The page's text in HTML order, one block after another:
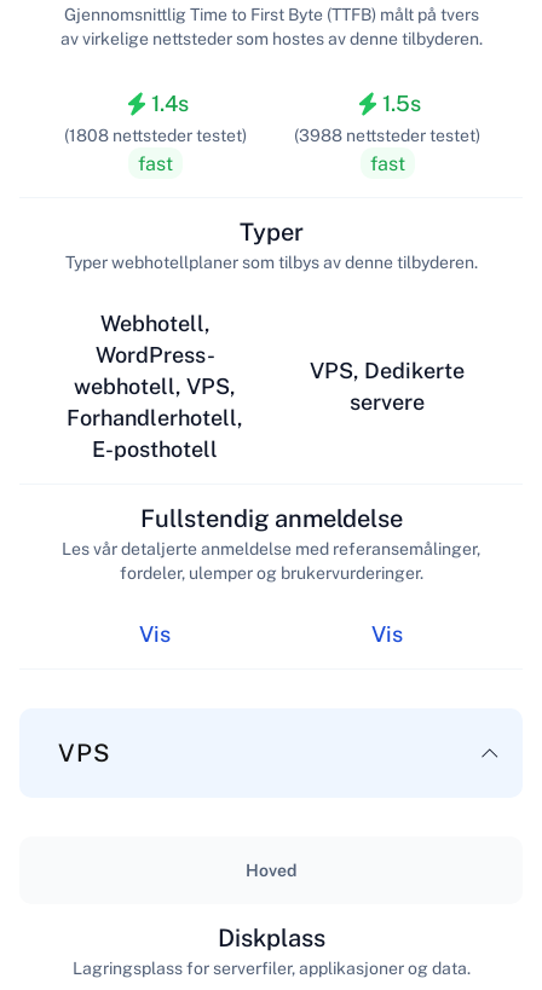
1.4s
(1808 nettsteder testet)
fast
Gjennomsnittlig Time to First Byte (TTFB) målt på tvers
av virkelige nettsteder som hostes av denne tilbyderen.
1.5s
(3988 nettsteder testet)
fast
Webhotell,
WordPress-
webhotell, VPS,
Forhandlerhotell,
E-posthotell
Typer
Typer webhotellplaner som tilbys av denne tilbyderen.
VPS, Dedikerte
servere
Vis
Fullstendig anmeldelse
Les vår detaljerte anmeldelse med referansemålinger,
fordeler, ulemper og brukervurderinger.
Vis
VPS
Hoved
Diskplass
Lagringsplass for serverfiler, applikasjoner og data.